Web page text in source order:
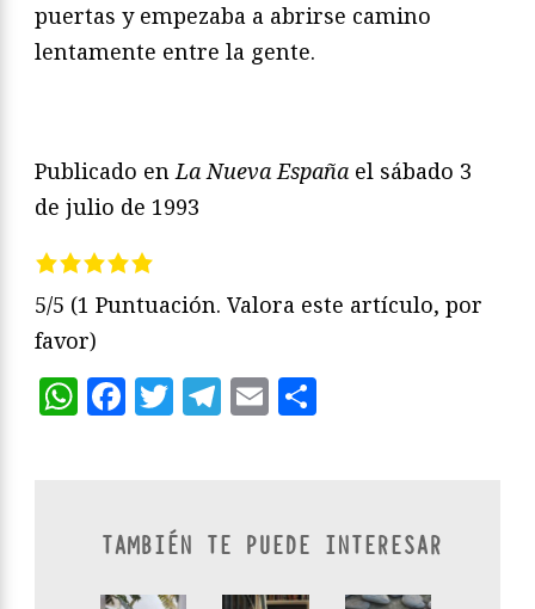
puertas y empezaba a abrirse camino
lentamente entre la gente.
Publicado enLa Nueva España el sábado 3
de julio de 1993
5/5 (1 Puntuación. Valora este artículo, por
favor)
WhatsApp
Facebook
Twitter
Telegram
Email
TAMBIÉN TE PUEDE INTERESAR